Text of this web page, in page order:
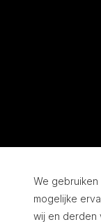
We
mogelijke
wij en derden